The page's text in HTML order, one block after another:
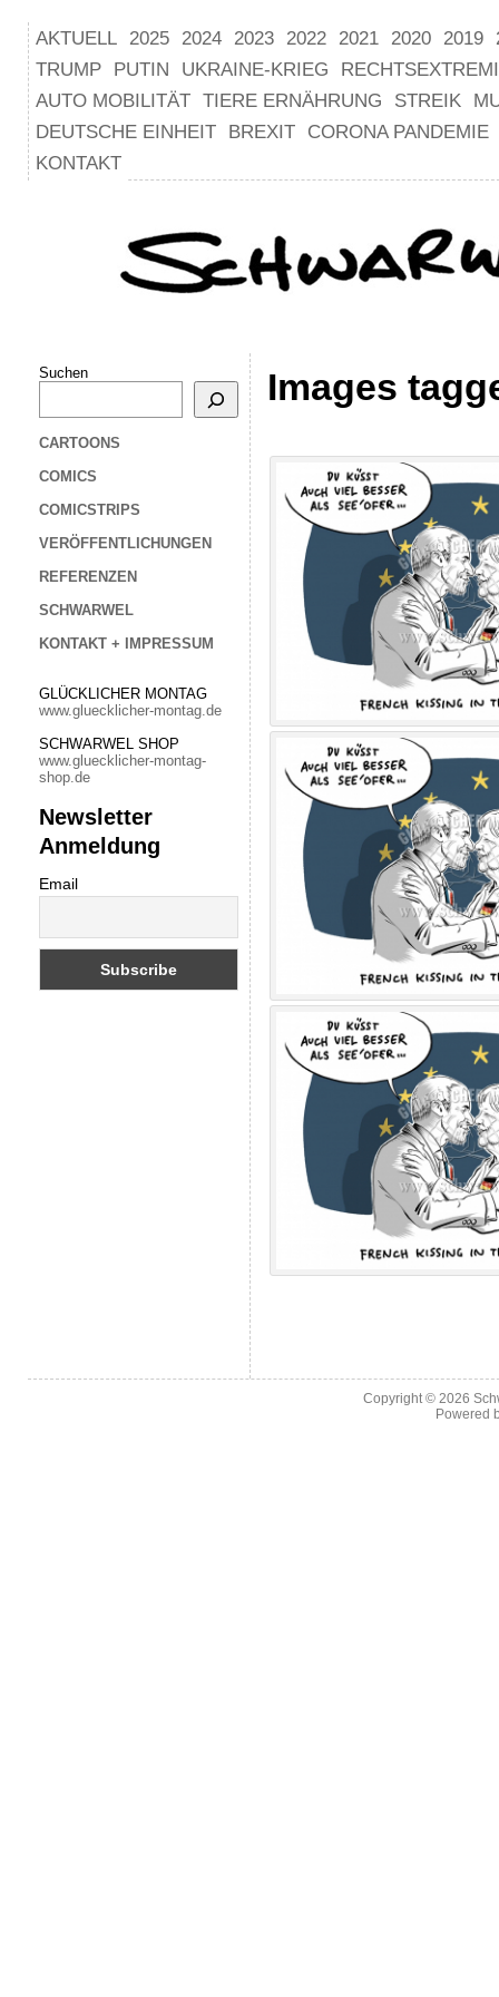
AKTUELL 2025 2024 2023 2022 2021 2020 2019
TRUMP
PUTIN UKRAINE-KRIEG
AUTO MOBILITÄT TIERE ERNÄHRUNG STREIK
DEUTSCHE EINHEIT
BREXIT
CORONA PANDEMIE
KONTAKT
Suchen
CARTOONS
COMICS
COMICSTRIPS
VERÖFFENTLICHUNGEN
REFERENZEN
SCHWARWEL
KONTAKT + IMPRESSUM
GLÜCKLICHER MONTAG
www.gluecklicher-montag.de
SCHWARWEL SHOP
www.gluecklicher-montag-
shop.de
Newsletter
Anmeldung
Email
Images
Copyright © 2026
Powered